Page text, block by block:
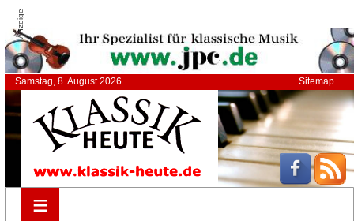
Anzeige
Samstag, 8. August 2026 Sitemap
≡
≡